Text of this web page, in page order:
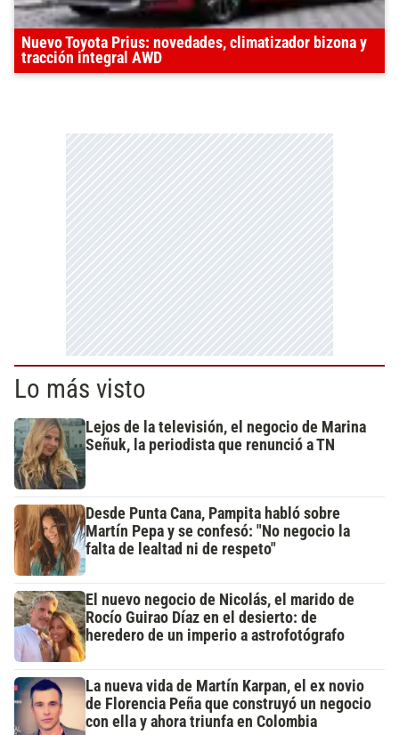
Nuevo Toyota Prius: novedades, climatizador bizona y
tracción integral AWD
Lo más visto
Lejos de la televisión, el negocio de Marina
Señuk, la periodista que renunció a TN
Desde Punta Cana, Pampita habló sobre
Martín Pepa y se confesó: "No negocio la
falta de lealtad ni de respeto"
El nuevo negocio de Nicolás, el marido de
Rocío Guirao Díaz en el desierto: de
heredero de un imperio a astrofotógrafo
La nueva vida de Martín Karpan, el ex novio
de Florencia Peña que construyó un negocio
con ella y ahora triunfa en Colombia